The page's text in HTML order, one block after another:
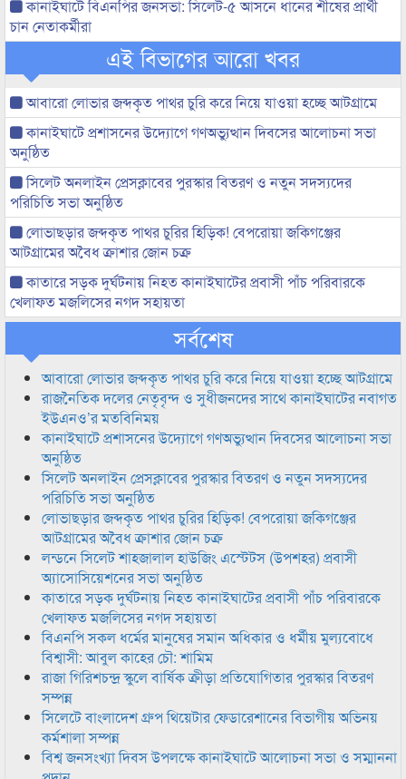
কানাইঘাটে বিএনপির জনসভা: সিলেট-৫ আসনে ধানের শীষের প্রার্থী
চান নেতাকর্মীরা
এই বিভাগের আরো খবর
আবারো লোভার জব্দকৃত পাথর চুরি করে নিয়ে যাওয়া হচ্ছে আটগ্রামে
কানাইঘাটে প্রশাসনের উদ্যোগে গণঅভ্যুত্থান দিবসের আলোচনা সভা
অনুষ্ঠিত
সিলেট অনলাইন প্রেসক্লাবের পুরস্কার বিতরণ ও নতুন সদস্যদের
পরিচিতি সভা অনুষ্ঠিত
লোভাছড়ার জব্দকৃত পাথর চুরির হিড়িক! বেপরোয়া জকিগঞ্জের
আটগ্রামের অবৈধ ক্রাশার জোন চক্র
কাতারে সড়ক দুর্ঘটনায় নিহত কানাইঘাটের প্রবাসী পাঁচ পরিবারকে
খেলাফত মজলিসের নগদ সহায়তা
সর্বশেষ
আবারো লোভার জব্দকৃত পাথর চুরি করে নিয়ে যাওয়া হচ্ছে আটগ্রামে
রাজনৈতিক দলের নেতৃবৃন্দ ও সুধীজনদের সাথে কানাইঘাটের নবাগত
ইউএনও’র মতবিনিময়
কানাইঘাটে প্রশাসনের উদ্যোগে গণঅভ্যুত্থান দিবসের আলোচনা সভা
অনুষ্ঠিত
সিলেট অনলাইন প্রেসক্লাবের পুরস্কার বিতরণ ও নতুন সদস্যদের
পরিচিতি সভা অনুষ্ঠিত
লোভাছড়ার জব্দকৃত পাথর চুরির হিড়িক! বেপরোয়া জকিগঞ্জের
আটগ্রামের অবৈধ ক্রাশার জোন চক্র
লন্ডনে সিলেট শাহজালাল হাউজিং এস্টেটস (উপশহর) প্রবাসী
অ্যাসোসিয়েশনের সভা অনুষ্ঠিত
কাতারে সড়ক দুর্ঘটনায় নিহত কানাইঘাটের প্রবাসী পাঁচ পরিবারকে
খেলাফত মজলিসের নগদ সহায়তা
বিএনপি সকল ধর্মের মানুষের সমান অধিকার ও ধর্মীয় মুল্যবোধে
বিশ্বাসী: আবুল কাহের চৌ: শামিম
রাজা গিরিশচন্দ্র স্কুলে বার্ষিক ক্রীড়া প্রতিযোগিতার পুরস্কার বিতরণ
সম্পন্ন
সিলেটে বাংলাদেশ গ্রুপ থিয়েটার ফেডারেশানের বিভাগীয় অভিনয়
কর্মশালা সম্পন্ন
বিশ্ব জনসংখ্যা দিবস উপলক্ষে কানাইঘাটে আলোচনা সভা ও সম্মাননা